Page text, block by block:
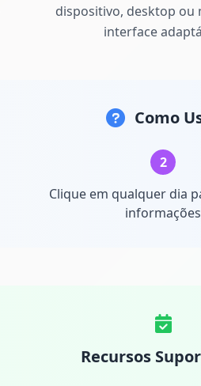
dispositivo, desktop ou
interface
Como
2
Clique em qualquer dia
informações
Recursos